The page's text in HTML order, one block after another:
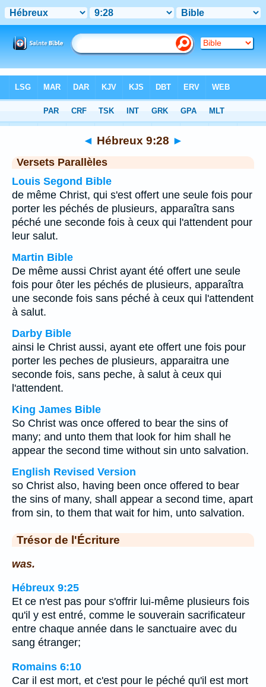
Chapitre 9 > Verset 28
◄ Hébreux 9:28 ►
Versets Parallèles
Louis Segond Bible
de même Christ, qui s'est offert une seule fois pour
porter les péchés de plusieurs, apparaîtra sans
péché une seconde fois à ceux qui l'attendent pour
leur salut.
Martin Bible
De même aussi Christ ayant été offert une seule
fois pour ôter les péchés de plusieurs, apparaîtra
une seconde fois sans péché à ceux qui l'attendent
à salut.
Darby Bible
ainsi le Christ aussi, ayant ete offert une fois pour
porter les peches de plusieurs, apparaitra une
seconde fois, sans peche, à salut à ceux qui
l'attendent.
King James Bible
So Christ was once offered to bear the sins of
many; and unto them that look for him shall he
appear the second time without sin unto salvation.
English Revised Version
so Christ also, having been once offered to bear
the sins of many, shall appear a second time, apart
from sin, to them that wait for him, unto salvation.
Trésor de l'Écriture
was.
Hébreux 9:25
Et ce n'est pas pour s'offrir lui-même plusieurs fois
qu'il y est entré, comme le souverain sacrificateur
entre chaque année dans le sanctuaire avec du
sang étranger;
Romains 6:10
Car il est mort, et c'est pour le péché qu'il est mort